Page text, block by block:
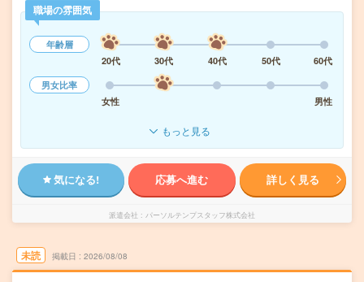
職場の雰囲気
年齢層
20代
30代 40代 50代
60代
男女比率
女性
男性
もっと見る
気になる! 応募へ進む 詳しく見る
派遣会社 パーソルテンプスタッフ株式会社
未読 掲載日 2026/08/08